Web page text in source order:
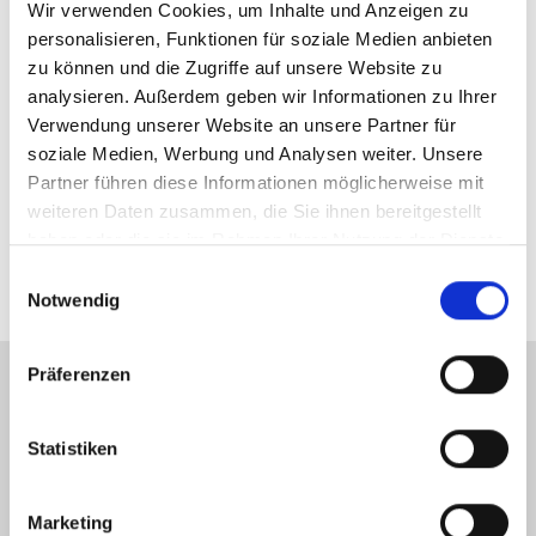
Wir verwenden Cookies, um Inhalte und Anzeigen zu
personalisieren, Funktionen für soziale Medien anbieten
zu können und die Zugriffe auf unsere Website zu
analysieren. Außerdem geben wir Informationen zu Ihrer
Verwendung unserer Website an unsere Partner für
soziale Medien, Werbung und Analysen weiter. Unsere
Partner führen diese Informationen möglicherweise mit
weiteren Daten zusammen, die Sie ihnen bereitgestellt
haben oder die sie im Rahmen Ihrer Nutzung der Dienste
Notwendig
Präferenzen
Statistiken
Marketing
Temperature sensor
Pt100 2/3 Leiter,
konfigurierbar
Ambient
temperature
- 25 °C bis + 55 °C
Supply voltage 24 V DC